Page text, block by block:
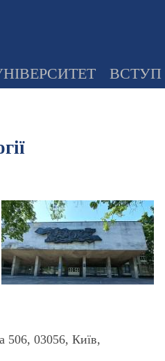
ВСТУП
506,03056,Київ,